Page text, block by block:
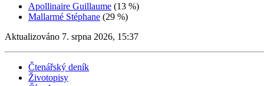
Apollinaire Guillaume (13 %)
Mallarmé Stéphane (29 %)
Aktualizováno 7. srpna 2026, 15:37
Čtenářský deník
Životopisy